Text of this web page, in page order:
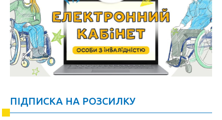
ПІДПИСКА НА РОЗСИЛКУ